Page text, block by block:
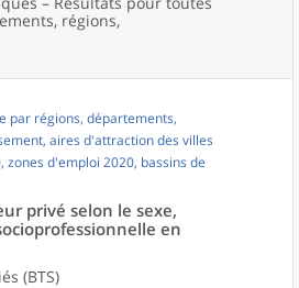
régions,
par régions, départements,
aires d'attraction des villes
zones d'emploi 2020, bassins de
privé selon le sexe,
en
(BTS)